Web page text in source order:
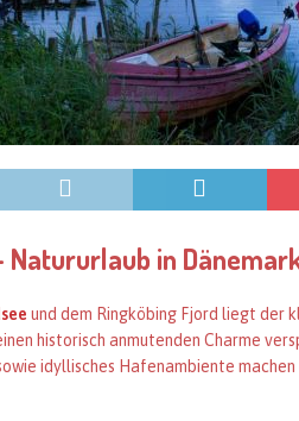
Natururlaub in
und dem Ringköbing Fjord liegt der
historisch anmutenden Charme
idyllisches Hafenambiente